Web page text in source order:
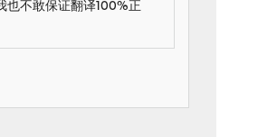
也不敢保证翻译100%正